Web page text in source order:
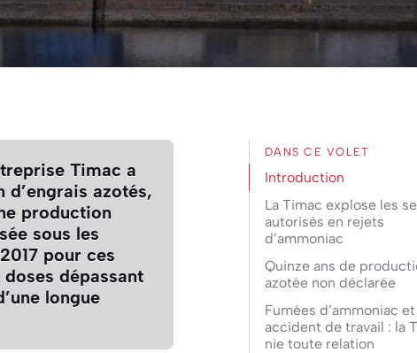
DANS CE VOLET
Introduction
La Timac explose les
autorisés en rejets
d’ammoniac
Quinze ans de
azotée non déclarée
Fumées d’ammoniac et
accident de travail : la
nie toute relation
Timac a
azotés,
production
sous les
pour ces
dépassant
longue